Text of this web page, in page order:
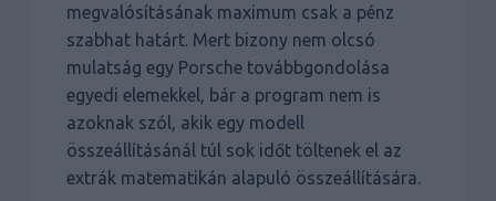
megvalósításának maximum csak a pénz
szabhat határt. Mert bizony nem olcsó
mulatság egy Porsche továbbgondolása
egyedi elemekkel, bár a program nem is
azoknak szól, akik egy modell
összeállításánál túl sok időt töltenek el az
extrák matematikán alapuló összeállítására.